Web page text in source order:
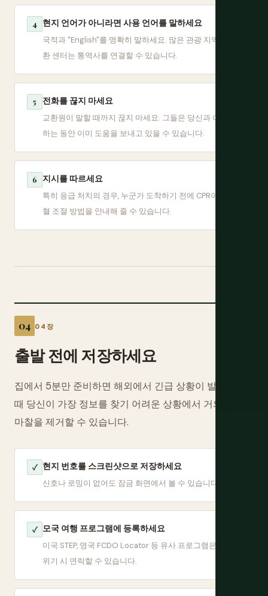
4 현지 언어가 아니라면 사용 언어를 말하세요
국적과 "English"를 명확히 말하세요. 많은 관광 지역의 교
환 센터는 통역사를 연결할 수 있습니다.
5 전화를 끊지 마세요
교환원이 말할 때까지 끊지 마세요. 그들은 당신과 이야기
하는 동안 이미 도움을 보내고 있을 수 있습니다.
6 지시를 따르세요
특히 응급 처치의 경우, 누군가 도착하기 전에 CPR이나 출
혈 조절 방법을 안내해 줄 수 있습니다.
04장
출발 전에 저장하세요
집에서 5분만 준비하면 해외에서 긴급 상황이 발생했을
때 당신이 가장 정보를 찾기 어려운 상황에서 거의 모든
마찰을 제거할 수 있습니다.
✓ 현지 번호를 스크린샷으로 저장하세요
신호나 로밍이 없어도 잠금 화면에서 볼 수 있습니다.
✓ 모국 여행 프로그램에 등록하세요
미국 STEP, 영국 FCDO Locator 등 유사 프로그램은 지역
위기 시 연락할 수 있습니다.